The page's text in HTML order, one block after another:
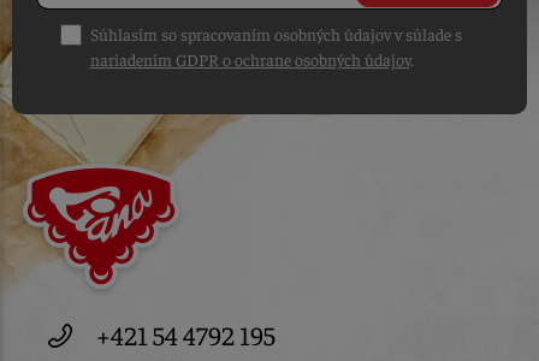
Súhlasím so spracovaním osobných údajov v súlade s
nariadením GDPR o ochrane osobných údajov.
+421 54 4792 195